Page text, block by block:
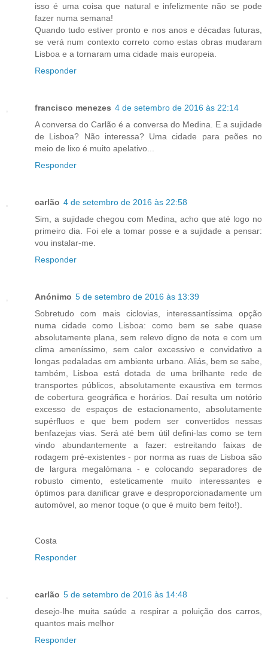
isso é uma coisa que natural e infelizmente não se pode
fazer numa semana!
Quando tudo estiver pronto e nos anos e décadas futuras,
se verá num contexto correto como estas obras mudaram
Lisboa e a tornaram uma cidade mais europeia.
Responder
francisco menezes 4 de setembro de 2016 às 22:14
A conversa do Carlão é a conversa do Medina. E a sujidade
de Lisboa? Não interessa? Uma cidade para peões no
meio de lixo é muito apelativo...
Responder
carlão 4 de setembro de 2016 às 22:58
Sim, a sujidade chegou com Medina, acho que até logo no
primeiro dia. Foi ele a tomar posse e a sujidade a pensar:
vou instalar-me.
Responder
Anónimo 5 de setembro de 2016 às 13:39
Sobretudo com mais ciclovias, interessantíssima opção
numa cidade como Lisboa: como bem se sabe quase
absolutamente plana, sem relevo digno de nota e com um
clima ameníssimo, sem calor excessivo e convidativo a
longas pedaladas em ambiente urbano. Aliás, bem se sabe,
também, Lisboa está dotada de uma brilhante rede de
transportes públicos, absolutamente exaustiva em termos
de cobertura geográfica e horários. Daí resulta um notório
excesso de espaços de estacionamento, absolutamente
supérfluos e que bem podem ser convertidos nessas
benfazejas vias. Será até bem útil defini-las como se tem
vindo abundantemente a fazer: estreitando faixas de
rodagem pré-existentes - por norma as ruas de Lisboa são
de largura megalómana - e colocando separadores de
robusto cimento, esteticamente muito interessantes e
óptimos para danificar grave e desproporcionadamente um
automóvel, ao menor toque (o que é muito bem feito!).
Costa
Responder
carlão 5 de setembro de 2016 às 14:48
desejo-lhe muita saúde a respirar a poluição dos carros,
quantos mais melhor
Responder